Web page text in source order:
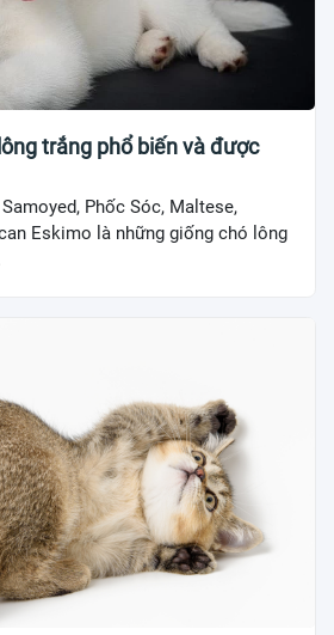
trắng phổ biến và được
Phốc Sóc, Maltese,
Eskimo là những giống chó lông